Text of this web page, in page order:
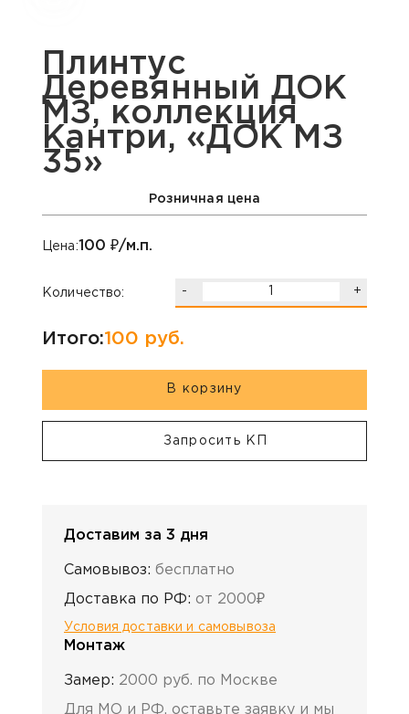
Плинтус
Деревянный ДОК
МЗ, коллекция
Кантри, «ДОК МЗ
35»
Розничная цена
Цена:100 ₽/м.п.
Количество: - +
Итого:100 руб.
В корзину
Запросить КП
Доставим за 3 дня
Самовывоз: бесплатно
Доставка по РФ: от 2000₽
Условия доставки и самовывоза
Монтаж
Замер: 2000 руб. по Москве
Для МО и РФ, оставьте заявку и мы